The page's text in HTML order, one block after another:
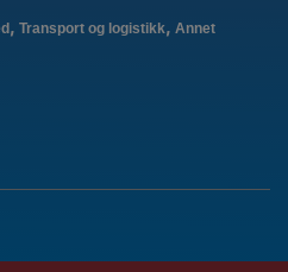
, Transport og logistikk, Annet